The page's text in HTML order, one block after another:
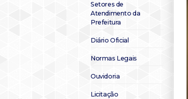
Setores de
Atendimento da
Prefeitura
Diário Oficial
Normas Legais
Ouvidoria
Licitação